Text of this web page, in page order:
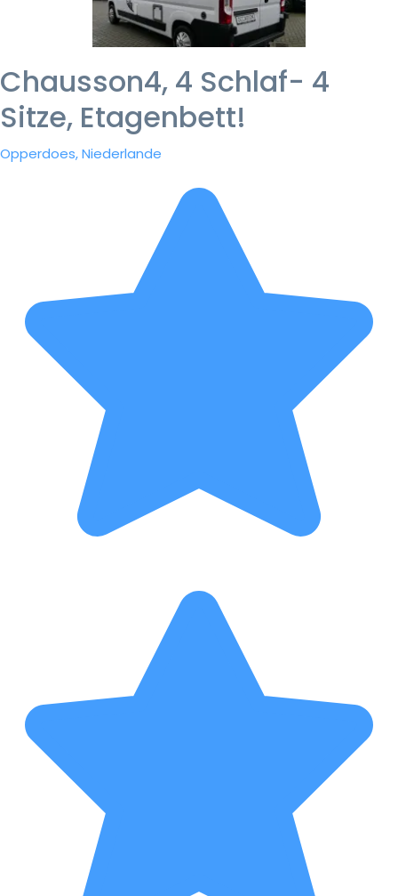
Chausson4, 4 Schlaf- 4
Sitze, Etagenbett!
Opperdoes, Niederlande